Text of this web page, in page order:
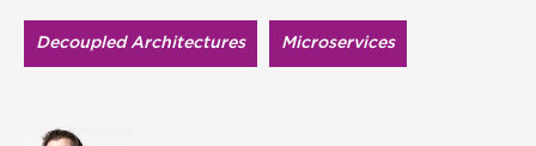
Decoupled Architectures Microservices